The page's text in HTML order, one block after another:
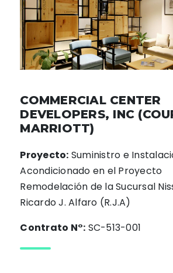
COMMERCIAL CENTER
DEVELOPERS, INC
MARRIOTT)
Proyecto: Suministro e
Acondicionado en el Proyecto
Remodelación de la Sucursal
Ricardo J. Alfaro (R.J.A)
Contrato N°: SC-513-001